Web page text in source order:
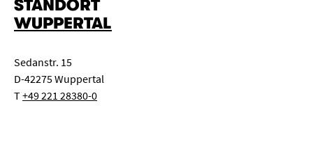
STANDORT
WUPPERTAL
Sedanstr. 15
D-42275 Wuppertal
T+49 221 28380-0